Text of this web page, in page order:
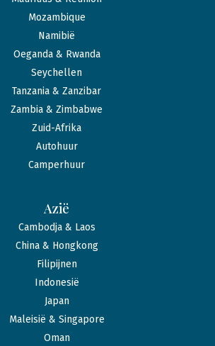
Mozambique
Namibië
Oeganda & Rwanda
Seychellen
Tanzania & Zanzibar
Zambia & Zimbabwe
Zuid-Afrika
Autohuur
Camperhuur
Azië
Cambodja & Laos
China & Hongkong
Filipijnen
Indonesië
Japan
Maleisië & Singapore
Oman